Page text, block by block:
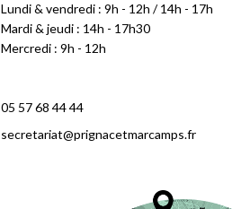
Lundi & vendredi : 9h - 12h / 14h - 17h
Mardi & jeudi : 14h - 17h30
Mercredi : 9h - 12h
05 57 68 44 44
secretariat@prignacetmarcamps.fr